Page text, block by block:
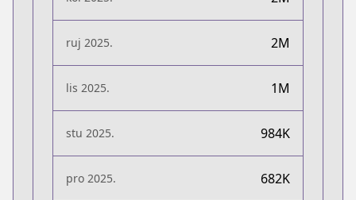
ruj 2025. 2M
lis 2025. 1M
stu 2025. 984K
pro 2025. 682K